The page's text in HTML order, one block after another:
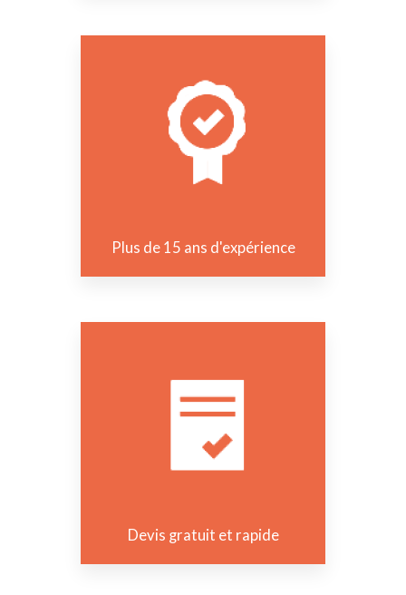
Plus de 15 ans d'expérience
Devis gratuit et rapide